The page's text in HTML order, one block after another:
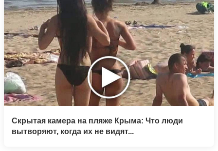
Скрытая камера на пляже Крыма: Что люди
вытворяют, когда их не видят...